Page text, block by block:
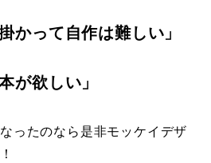
かって自作は難しい」
が欲しい」
ったのなら是非モッケイデザ